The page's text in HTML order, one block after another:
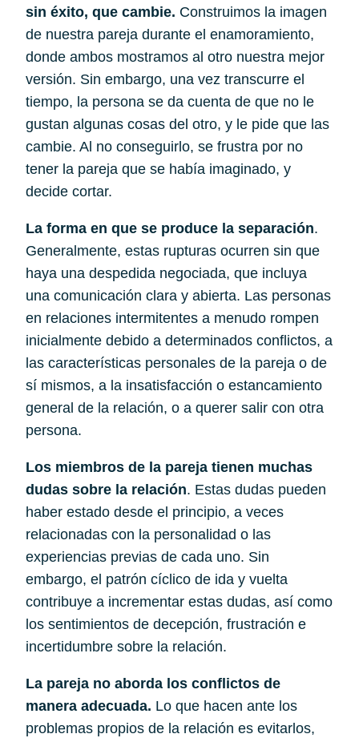
sin éxito, que cambie. Construimos la imagen
de nuestra pareja durante el enamoramiento,
donde ambos mostramos al otro nuestra mejor
versión. Sin embargo, una vez transcurre el
tiempo, la persona se da cuenta de que no le
gustan algunas cosas del otro, y le pide que las
cambie. Al no conseguirlo, se frustra por no
tener la pareja que se había imaginado, y
decide cortar.
La forma en que se produce la separación.
Generalmente, estas rupturas ocurren sin que
haya una despedida negociada, que incluya
una comunicación clara y abierta. Las personas
en relaciones intermitentes a menudo rompen
inicialmente debido a determinados conflictos, a
las características personales de la pareja o de
sí mismos, a la insatisfacción o estancamiento
general de la relación, o a querer salir con otra
persona.
Los miembros de la pareja tienen muchas
dudas sobre la relación. Estas dudas pueden
haber estado desde el principio, a veces
relacionadas con la personalidad o las
experiencias previas de cada uno. Sin
embargo, el patrón cíclico de ida y vuelta
contribuye a incrementar estas dudas, así como
los sentimientos de decepción, frustración e
incertidumbre sobre la relación.
La pareja no aborda los conflictos de
manera adecuada. Lo que hacen ante los
problemas propios de la relación es evitarlos,